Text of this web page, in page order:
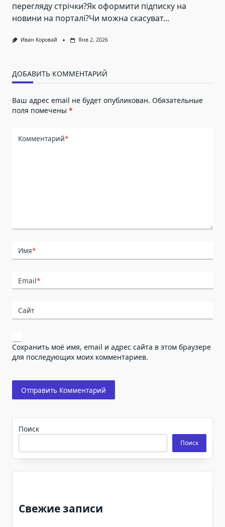
перегляду стрічки?Як оформити підписку на
новини на порталі?Чи можна скасуват...
Иван Коровай Янв 2, 2026
ДОБАВИТЬ КОММЕНТАРИЙ
Ваш адрес email не будет опубликован. Обязательные
поля помечены *
Комментарий*
Имя*
Email*
Сайт
Сохранить моё имя, email и адрес сайта в этом браузере
для последующих моих комментариев.
Поиск
Поиск
Свежие записи